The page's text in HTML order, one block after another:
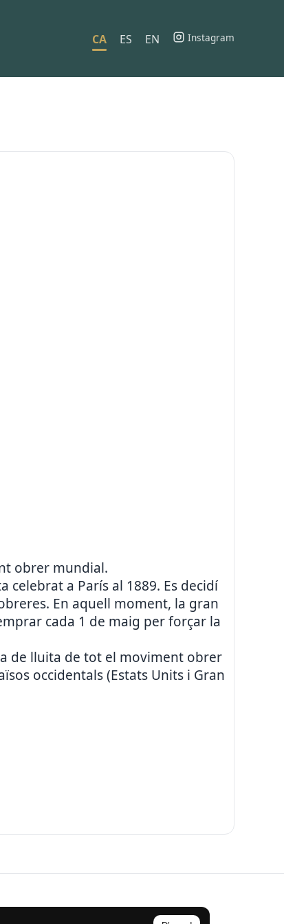
CA ES EN Instagram
obrer mundial.
a París al 1889. Es decidí
En aquell moment, la gran
cada 1 de maig per forçar la
de lluita de tot el moviment obrer
occidentals (Estats Units i Gran